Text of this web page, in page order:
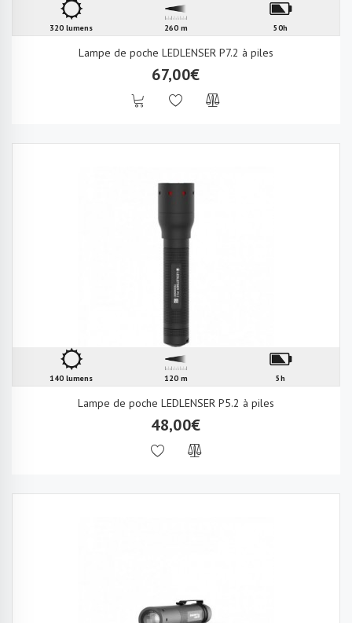
320 lumens 260 m 50h
Lampe de poche LEDLENSER P7.2 à piles
67,00€
140 lumens 120 m 5h
Lampe de poche LEDLENSER P5.2 à piles
48,00€